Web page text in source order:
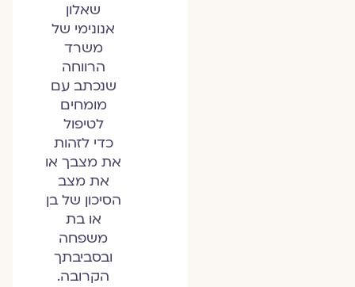
שאלון
אנונימי של
משרד
הרווחה
שנכתב עם
מומחים
לטיפול
כדי לזהות
את מצבך או
את מצב
הסיכון של בן
או בת
משפחה
ובסביבתך
הקרובה.